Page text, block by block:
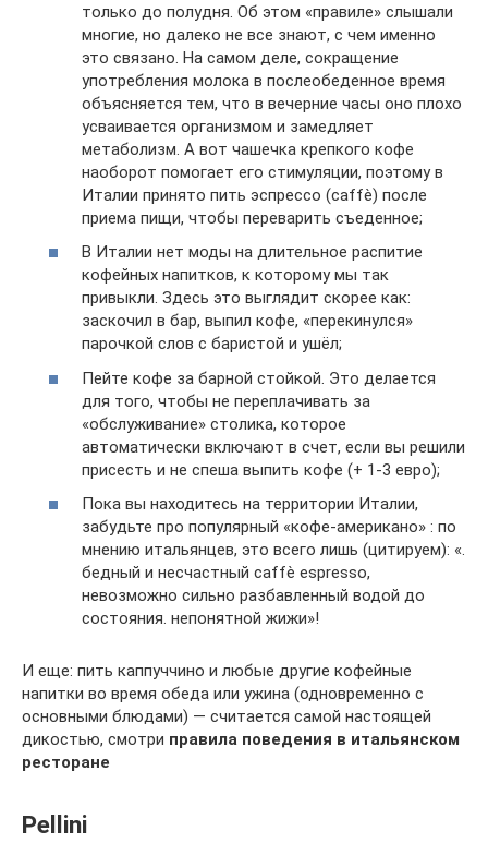
только до полудня. Об этом «правиле» слышали
многие, но далеко не все знают, с чем именно
это связано. На самом деле, сокращение
употребления молока в послеобеденное время
объясняется тем, что в вечерние часы оно плохо
усваивается организмом и замедляет
метаболизм. А вот чашечка крепкого кофе
наоборот помогает его стимуляции, поэтому в
Италии принято пить эспрессо (caffè) после
приема пищи, чтобы переварить съеденное;
В Италии нет моды на длительное распитие
кофейных напитков, к которому мы так
привыкли. Здесь это выглядит скорее как:
заскочил в бар, выпил кофе, «перекинулся»
парочкой слов с баристой и ушёл;
Пейте кофе за барной стойкой. Это делается
для того, чтобы не переплачивать за
«обслуживание» столика, которое
автоматически включают в счет, если вы решили
присесть и не спеша выпить кофе (+ 1-3 евро);
Пока вы находитесь на территории Италии,
забудьте про популярный «кофе-американо» : по
мнению итальянцев, это всего лишь (цитируем): «.
бедный и несчастный caffè espresso,
невозможно сильно разбавленный водой до
состояния. непонятной жижи»!
И еще: пить каппуччино и любые другие кофейные
напитки во время обеда или ужина (одновременно с
основными блюдами) — считается самой настоящей
дикостью, смотри правила поведения в итальянском
ресторане
Pellini